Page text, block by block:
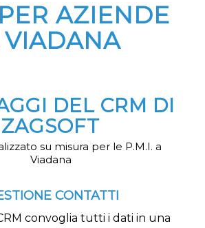
AZIENDE
VIADANA
DEL CRM DI
ZAGSOFT
su misura per le P.M.I. a
Viadana
CONTATTI
convoglia tutti i dati in una